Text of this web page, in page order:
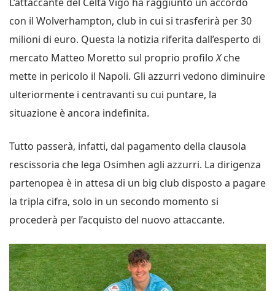
L’attaccante del Celta Vigo ha raggiunto un accordo
con il Wolverhampton, club in cui si trasferirà per 30
milioni di euro. Questa la notizia riferita dall’esperto di
mercato Matteo Moretto sul proprio profiloXche
mette in pericolo il Napoli. Gli azzurri vedono diminuire
ulteriormente i centravanti su cui puntare, la
situazione è ancora indefinita.
Tutto passerà, infatti, dal pagamento della clausola
rescissoria che lega Osimhen agli azzurri. La dirigenza
partenopea è in attesa di un big club disposto a pagare
la tripla cifra, solo in un secondo momento si
procederà per l’acquisto del nuovo attaccante.